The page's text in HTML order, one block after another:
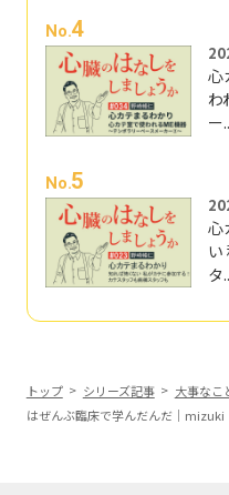
No.4
心
わ
ー
No.5
心
い
タ
トップ シリーズ記事 大事なこ
はぜんぶ臨床で学んだんだ｜mizuki